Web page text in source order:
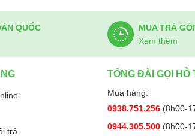
QUỐC
MUA TRẢ
Xem thêm
trả
TỔNG ĐÀI GỌI HỖ
Mua hàng:
0938.751.256 (8h00-
0944.305.500 (8h00-